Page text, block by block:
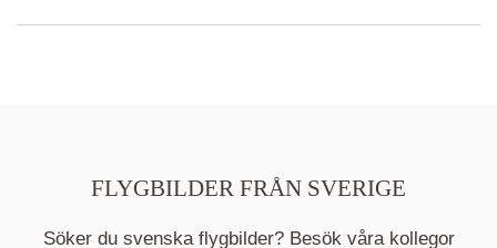
FLYGBILDER FRÅN SVERIGE
Söker du svenska flygbilder? Besök våra kollegor